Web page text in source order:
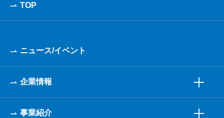
TOP
ニュース/イベント
企業情報
事業紹介